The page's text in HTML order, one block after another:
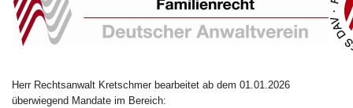
Herr Rechtsanwalt Kretschmer bearbeitet ab dem 01.01.2026
überwiegend Mandate im Bereich: